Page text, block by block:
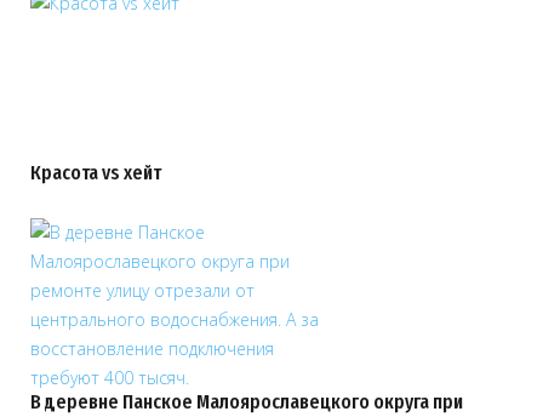
Красота vs хейт
В деревне Панское Малоярославецкого округа при